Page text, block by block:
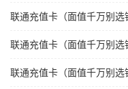
联通充值卡（面值千万别
联通充值卡（面值千万别
联通充值卡（面值千万别